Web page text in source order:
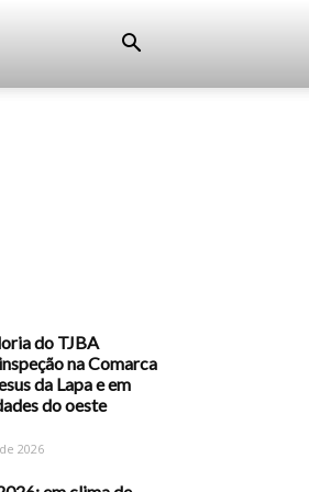
do TJBA
na Comarca
da Lapa e em
do oeste
2026